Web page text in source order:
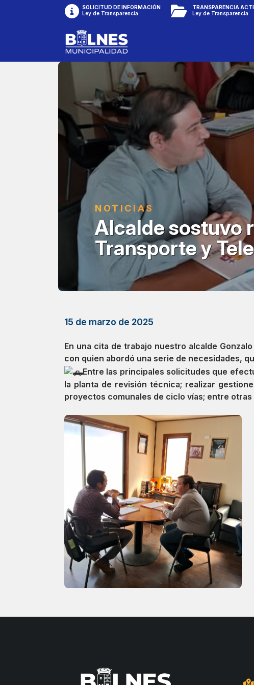
SOLICITUD DE INFORMACIÓN
Ley de Transparencia
TRANSPARENCIA
Ley de Transparencia
NOTICIAS
Alcalde sostuvo
Transporte y
15 de marzo de 2025
En una cita de trabajo nuestro alcalde
con quien abordó una serie de necesidades,
Entre las principales solicitudes que
la planta de revisión técnica; realizar
proyectos comunales de ciclo vías; entre